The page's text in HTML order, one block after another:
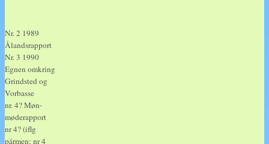
Nr. 2 1989
Ålandsrapport
Nr. 3 1990
Egnen omkring
Grindsted og
Vorbasse
nr. 4? Møn-
møderapport
nr 4? (iflg
pärmen: nr 4